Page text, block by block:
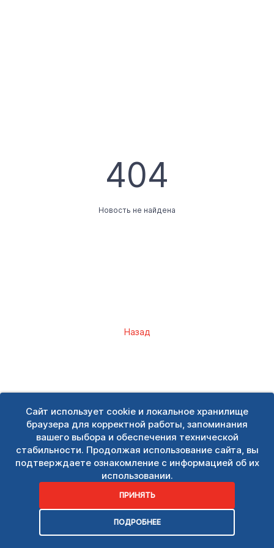
Сайт использует cookie и локальное хранилище
браузера для корректной работы, запоминания
вашего выбора и обеспечения технической
стабильности. Продолжая использование сайта, вы
подтверждаете ознакомление с информацией об их
использовании.
ПРИНЯТЬ
ПОДРОБНЕЕ
404
Новость не найдена
Назад